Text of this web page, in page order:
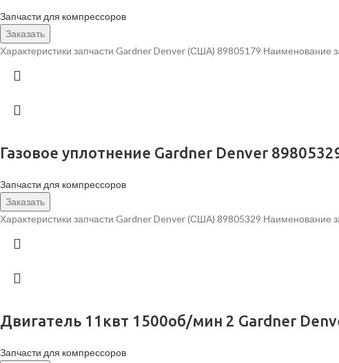
Запчасти для компрессоров
Заказать
Характеристики запчасти Gardner Denver (США) 89805179 Наименование
Газовое уплотнение Gardner Denver
Запчасти для компрессоров
Заказать
Характеристики запчасти Gardner Denver (США) 89805329 Наименование
Двигатель 11квт 1500об/мин 2 Gardner
Запчасти для компрессоров